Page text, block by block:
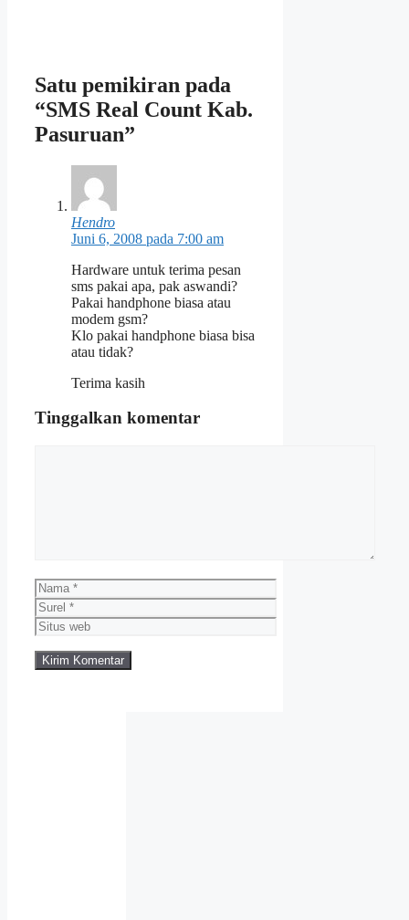
Satu pemikiran pada
“SMS Real Count Kab.
Pasuruan”
Hendro
Juni 6, 2008 pada 7:00 am
Hardware untuk terima pesan
sms pakai apa, pak aswandi?
Pakai handphone biasa atau
modem gsm?
Klo pakai handphone biasa bisa
atau tidak?
Terima kasih
Tinggalkan komentar
Nama
Surel
Situs
web